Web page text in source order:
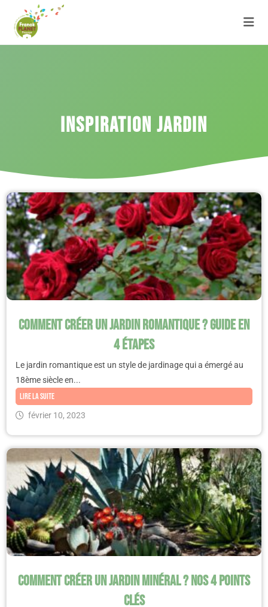
INSPIRATION JARDIN
Comment créer un jardin romantique ? Guide en
4 étapes
Le jardin romantique est un style de jardinage qui a émergé au
18ème siècle en...
Lire la suite
février 10, 2023
Comment créer un jardin minéral ? Nos 4 points
clés